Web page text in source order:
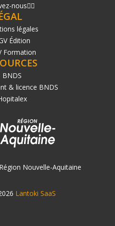
nous
légales
Édition
Formation
BNDS
& licence BNDS
Nouvelle-Aquitaine
Lantoki SaaS